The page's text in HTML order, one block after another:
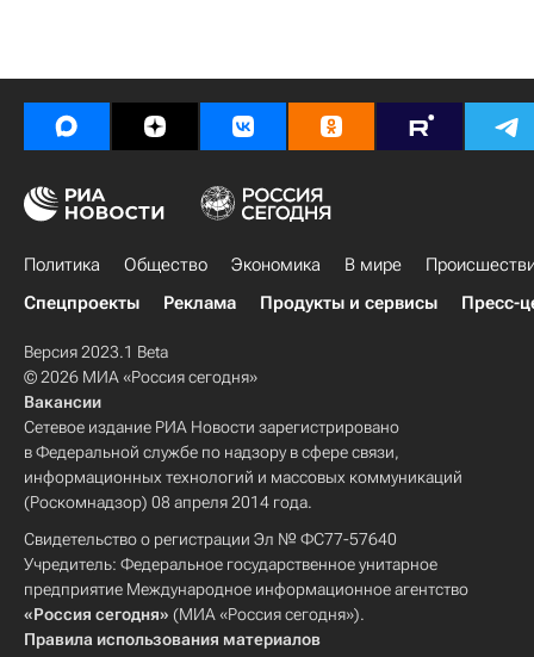
Политика Общество Экономика В мире
Спецпроекты
Реклама Продукты и сервисы Пресс-
Версия 2023.1 Beta
© 2026 МИА «Россия сегодня»
Вакансии
Сетевое издание РИА Новости зарегистрировано
в Федеральной службе по надзору в сфере связи,
информационных технологий и массовых коммуникаций
(Роскомнадзор) 08 апреля 2014 года.
Свидетельство о регистрации Эл № ФС77-57640
Учредитель: Федеральное государственное унитарное
предприятие Международное информационное агентство
«Россия сегодня» (МИА «Россия сегодня»).
Правила использования материалов